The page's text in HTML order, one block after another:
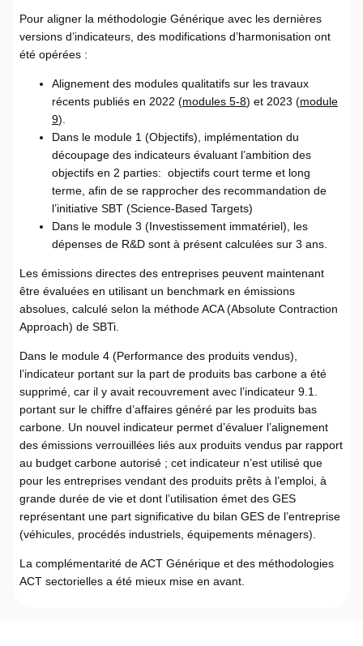
Pour aligner la méthodologie Générique avec les dernières
versions d’indicateurs, des modifications d’harmonisation ont
été opérées :
Alignement des modules qualitatifs sur les travaux
récents publiés en 2022 (modules 5-8) et 2023 (module
9).
Dans le module 1 (Objectifs), implémentation du
découpage des indicateurs évaluant l’ambition des
objectifs en 2 parties: objectifs court terme et long
terme, afin de se rapprocher des recommandation de
l’initiative SBT (Science-Based Targets)
Dans le module 3 (Investissement immatériel), les
dépenses de R&D sont à présent calculées sur 3 ans.
Les émissions directes des entreprises peuvent maintenant
être évaluées en utilisant un benchmark en émissions
absolues, calculé selon la méthode ACA (Absolute Contraction
Approach) de SBTi.
Dans le module 4 (Performance des produits vendus),
l’indicateur portant sur la part de produits bas carbone a été
supprimé, car il y avait recouvrement avec l’indicateur 9.1.
portant sur le chiffre d’affaires généré par les produits bas
carbone. Un nouvel indicateur permet d’évaluer l’alignement
des émissions verrouillées liés aux produits vendus par rapport
au budget carbone autorisé ; cet indicateur n’est utilisé que
pour les entreprises vendant des produits prêts à l’emploi, à
grande durée de vie et dont l’utilisation émet des GES
représentant une part significative du bilan GES de l’entreprise
(véhicules, procédés industriels, équipements ménagers).
La complémentarité de ACT Générique et des méthodologies
ACT sectorielles a été mieux mise en avant.